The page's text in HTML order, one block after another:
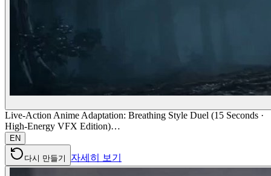
Live-Action Anime Adaptation: Breathing Style Duel (15 Seconds ·
High-Energy VFX Edition)…
EN
다시 만들기 자세히 보기